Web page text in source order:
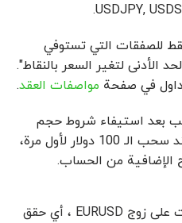
USDJPY,
للصفقات التي تستوفي
الأدنى لتغير السعر بالنقاط".
في صفحة مواصفات العقد.
بعد استيفاء شروط حجم
التداول هو 100 دولار. عند سحب الـ 100 دولار لأول مرة،
الإضافية من الحساب.
إذا حقق المتداول 30 لوت على زوج EURUSD ، أي حقق